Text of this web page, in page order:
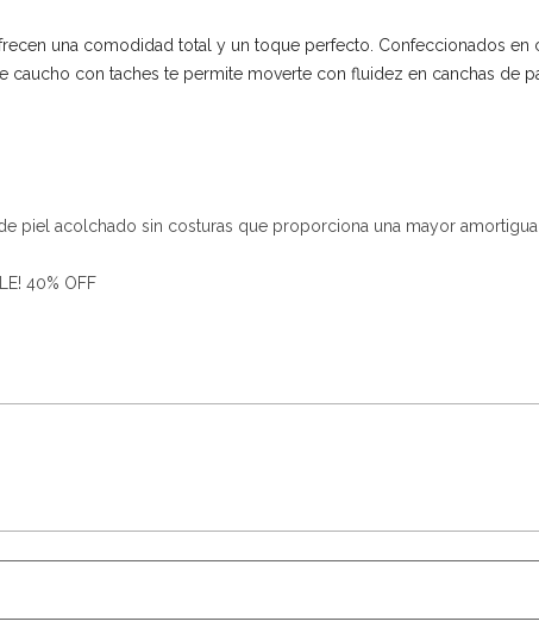
una comodidad total y un toque perfecto. Confeccionados en
caucho con taches te permite moverte con fluidez en canchas de
piel acolchado sin costuras que proporciona una mayor
40% OFF